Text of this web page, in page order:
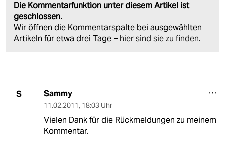
Die Kommentarfunktion unter diesem Artikel ist
geschlossen.
Wir öffnen die Kommentarspalte bei ausgewählten
Artikeln für etwa drei Tage – hier sind sie zu finden.
S Sammy
11.02.2011, 18:03 Uhr
Vielen Dank für die Rückmeldungen zu meinem
Kommentar.